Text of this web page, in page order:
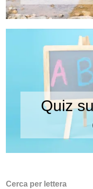
Quiz
Cerca per lettera